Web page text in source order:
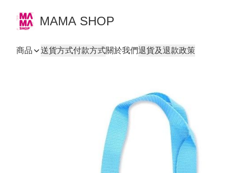
MAMA SHOP
商品 送貨方式付款方式關於我們退貨及退款政策